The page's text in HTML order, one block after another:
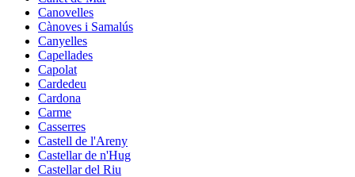
Canovelles
Cànoves i Samalús
Canyelles
Capellades
Capolat
Cardedeu
Cardona
Carme
Casserres
Castell de l'Areny
Castellar de n'Hug
Castellar del Riu